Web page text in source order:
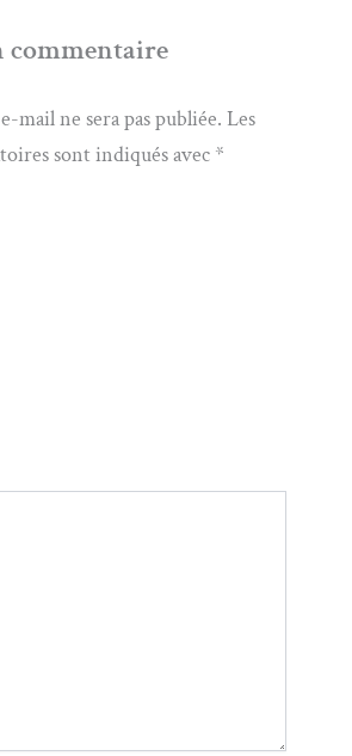
commentaire
mail ne sera pas publiée. Les
sont indiqués avec *